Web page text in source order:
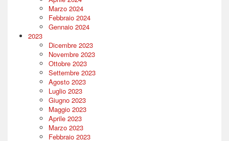
Marzo 2024
Febbraio 2024
Gennaio 2024
2023
Dicembre 2023
Novembre 2023
Ottobre 2023
Settembre 2023
Agosto 2023
Luglio 2023
Giugno 2023
Maggio 2023
Aprile 2023
Marzo 2023
Febbraio 2023